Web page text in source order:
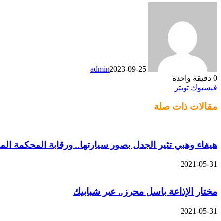
admin2023-09-25
0 دقيقة واحدة
فيسبوك تويتر
البريد
مقالات ذات صلة
هيفاء وهبي تثير الجدل بصور سيارتها.. ورقابة المحكمة
2021-05-31
مختار الإذاعة باسل محرز.. عبر شبابيك
2021-05-31